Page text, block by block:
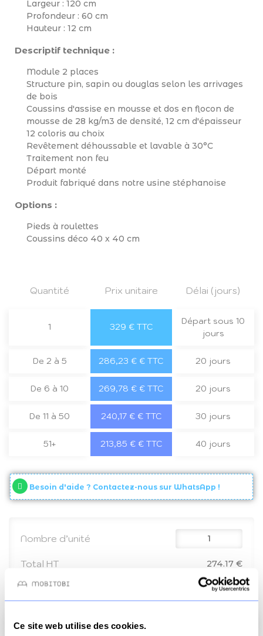
Ce site web utilise des cookies.
Largeur : 120 cm
Profondeur : 60 cm
Hauteur : 12 cm
Descriptif technique :
Module 2 places
Structure pin, sapin ou douglas selon les arrivages
de bois
Coussins d'assise en mousse et dos en flocon de
mousse de 28 kg/m3 de densité, 12 cm d'épaisseur
12 coloris au choix
Revêtement déhoussable et lavable à 30°C
Traitement non feu
Départ monté
Produit fabriqué dans notre usine stéphanoise
Options :
Pieds à roulettes
Coussins déco 40 x 40 cm
Quantité Prix unitaire Délai (jours)
1 329 € TTC
Départ sous 10
jours
De 2 à 5 286,23 € € TTC 20 jours
De 6 à 10 269,78 € € TTC 20 jours
De 11 à 50 240,17 € € TTC 30 jours
51+ 213,85 € € TTC 40 jours
Besoin d'aide ? Contactez-nous sur WhatsApp !
Nombre d’unité
Total HT 274.17 €
54.83 €
Total TTC 329 €
Ajouter au panier